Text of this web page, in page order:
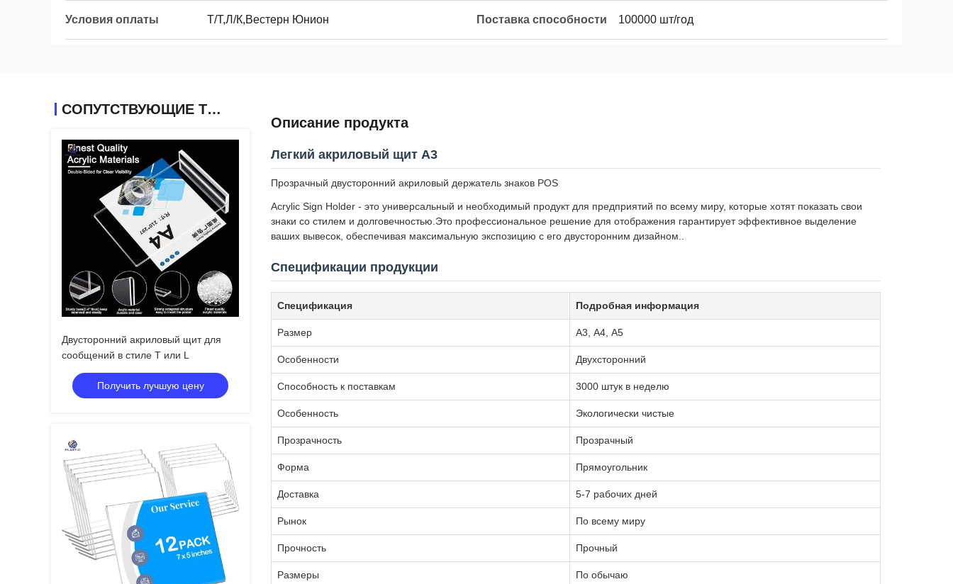
Условия оплаты Т/Т,Л/К,Вестерн Юнион Поставка способности 100000 шт/год
СОПУТСТВУЮЩИЕ ТОВАРЫ
Двусторонний акриловый щит для
сообщений в стиле T или L
Получить лучшую цену
Описание продукта
Легкий акриловый щит A3
Прозрачный двусторонний акриловый держатель знаков POS
Acrylic Sign Holder - это универсальный и необходимый продукт для предприятий по всему миру, которые хотят показать свои
знаки со стилем и долговечностью.Это профессиональное решение для отображения гарантирует эффективное выделение
ваших вывесок, обеспечивая максимальную экспозицию с его двусторонним дизайном..
Спецификации продукции
Спецификация Подробная информация
Размер А3, А4, А5
Особенности Двухсторонний
Способность к поставкам 3000 штук в неделю
Особенность Экологически чистые
Прозрачность Прозрачный
Форма Прямоугольник
Доставка 5-7 рабочих дней
Рынок По всему миру
Прочность Прочный
Размеры По обычаю